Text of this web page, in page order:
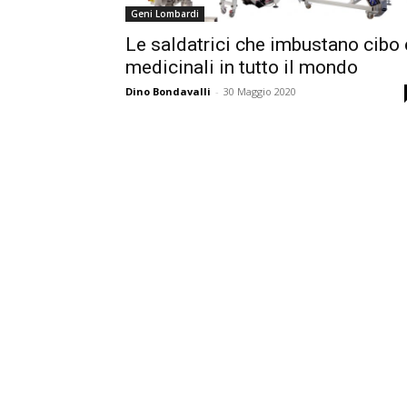
Geni Lombardi
Le saldatrici che imbustano cibo
medicinali in tutto il mondo
Dino Bondavalli - 30 Maggio 2020